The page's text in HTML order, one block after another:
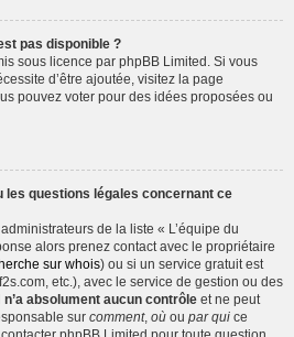
pas disponible ?
sous licence par phpBB Limited. Si vous
d’être ajoutée, visitez la page
pouvez voter pour des idées proposées ou
les questions légales concernant ce
de la liste « L’équipe du
alors prenez contact avec le propriétaire
sur whois) ou si un service gratuit est
etc.), avec le service de gestion ou des
n’a absolument aucun contrôle et ne peut
sur comment, où ou par qui ce